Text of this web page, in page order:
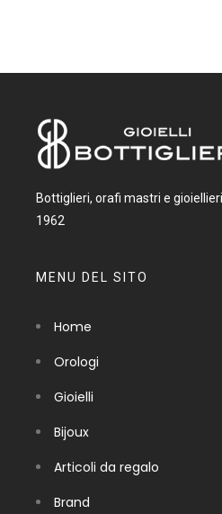
Bottiglieri, orafi mastri e gioiellieri
1962
MENU DEL SITO
Home
Orologi
Gioielli
Bijoux
Articoli da regalo
Brand